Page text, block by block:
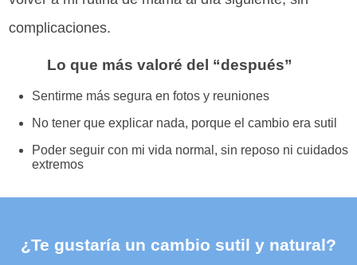
complicaciones.
Lo que más valoré del “después”
Sentirme más segura en fotos y reuniones
No tener que explicar nada, porque el cambio era sutil
Poder seguir con mi vida normal, sin reposo ni cuidados
extremos
¿Te gustaría un cambio sutil y natural?